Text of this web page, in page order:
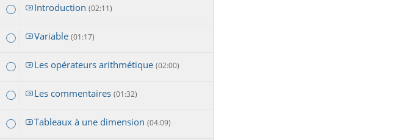
Introduction (02:11)
Variable (01:17)
Les opérateurs arithmétique (02:00)
Les commentaires (01:32)
Tableaux à une dimension (04:09)